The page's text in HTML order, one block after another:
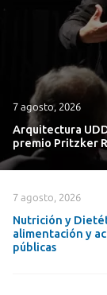
7 agosto, 2026
Arquitectura
premio Pritzker
7 agosto, 2026
Nutrición y
alimentación y
públicas